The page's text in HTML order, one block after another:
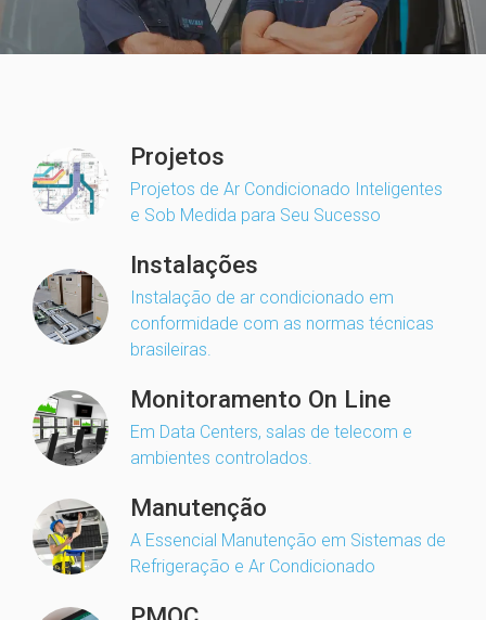
Projetos
Projetos de Ar Condicionado Inteligentes
e Sob Medida para Seu Sucesso
Instalações
Instalação de ar condicionado em
conformidade com as normas técnicas
brasileiras.
Monitoramento On Line
Em Data Centers, salas de telecom e
ambientes controlados.
Manutenção
A Essencial Manutenção em Sistemas de
Refrigeração e Ar Condicionado